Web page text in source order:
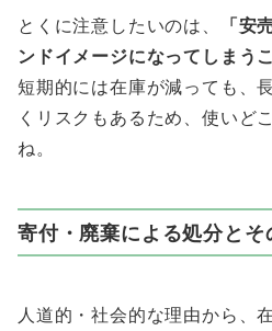
とくに注意したいのは、
「安
ンドイメージになってしまう
短期的には在庫が減っても、
くリスクもあるため、使いど
ね。
寄付・廃棄による処分とそ
人道的・社会的な理由から、